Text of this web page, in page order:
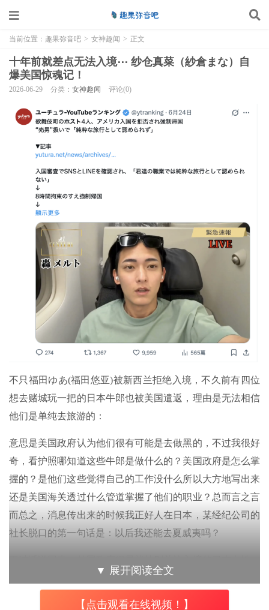
当前位置： 趣果弥音吧 > 女神趣闻 > 正文
十年前就差点无法入境⋯ 纱仓真菜（紗倉まな）自
爆美国惊魂记！
2026-06-29 分类： 女神趣闻 评论(0)
不只福田ゆあ(福田悠亚)被新西兰拒绝入境，不久前有四位
想去赌城玩一把的日本牛郎也被美国遣返，理由是无法相信
他们是单纯去旅游的：
意思是美国政府认为他们很有可能是去做黑的，不过我很好
奇，看护照哪知道这些牛郎是做什么的？美国政府是怎么掌
握的？是他们这些觉得自己的工作没什么所以大方地写出来
还是美国海关透过什么管道掌握了他们的职业？总而言之言
而总之，消息传出来的时候我正好人在日本，某经纪公司的
社长脱口的第一句话是：以后我还能去夏威夷吗？
业界的指标女艺人纱仓まな(纱仓真菜)在上节目受访时就自
▼ 展开阅读全文
【点击观看在线视频！】